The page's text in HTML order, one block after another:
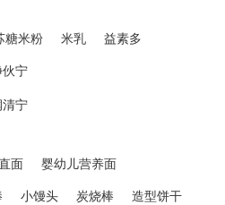
糖米粉 米乳 益素多
伙宁
清宁
面 婴幼儿营养面
小馒头 炭烧棒 造型饼干